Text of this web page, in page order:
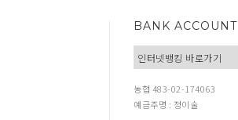
BANK ACCOUNT
농협 483-02-174063
예금주명 : 정이술